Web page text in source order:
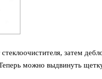
затем
можно выдвинуть